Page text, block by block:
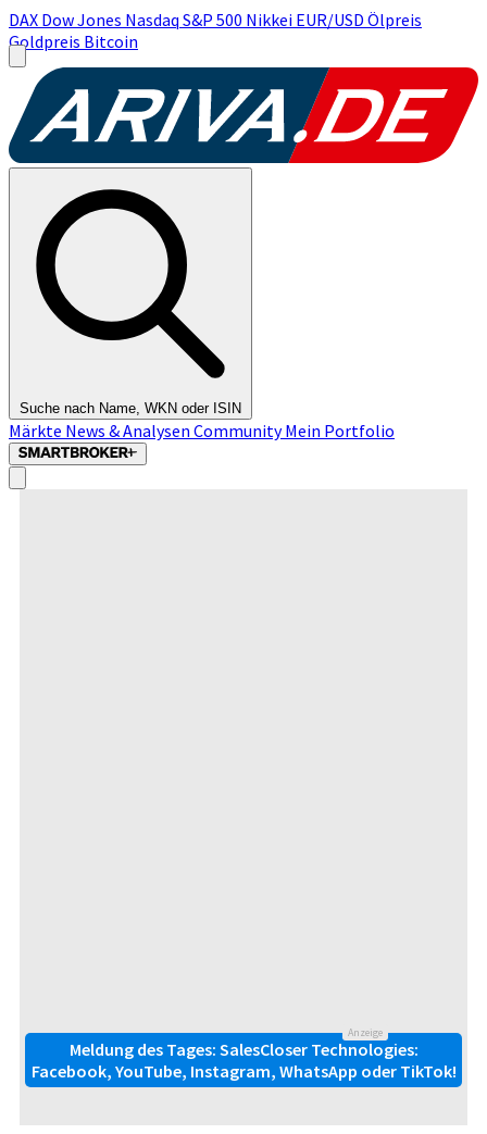
DAX Dow Jones Nasdaq S&P 500 Nikkei EUR/USD Ölpreis
Goldpreis Bitcoin
Suche nach Name, WKN oder ISIN
Märkte News & Analysen CommunityMein Portfolio
Anzeige
Meldung des Tages: SalesCloser Technologies:
Facebook, YouTube, Instagram, WhatsApp oder TikTok!